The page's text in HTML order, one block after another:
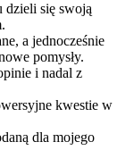
dzieli się swoją
a jednocześnie
pomysły.
i nadal z
kwestie w
dla mojego